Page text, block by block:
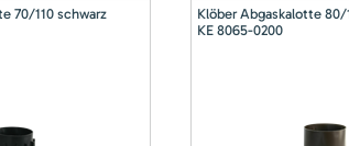
70/110 schwarz
Klöber Abgaskalotte 80/
KE 8065-0200